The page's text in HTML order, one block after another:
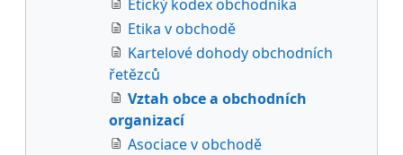
Etický kodex obchodníka
Etika v obchodě
Kartelové dohody obchodních
řetězců
Vztah obce a obchodních
organizací
Asociace v obchodě